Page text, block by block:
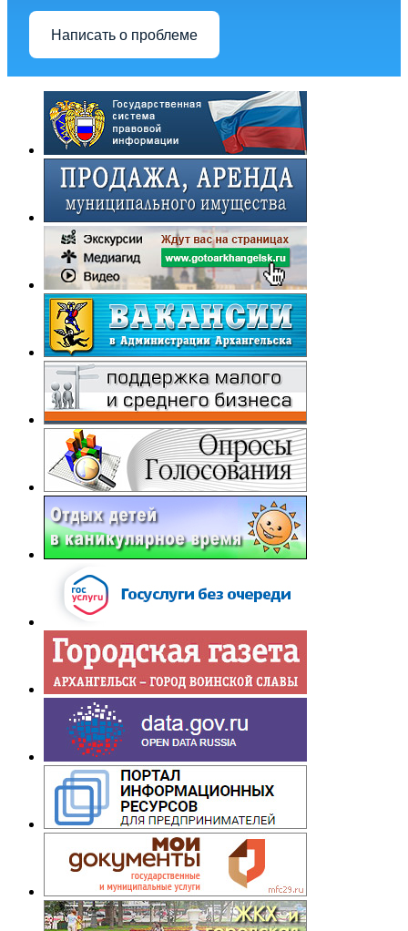
Написать о проблеме